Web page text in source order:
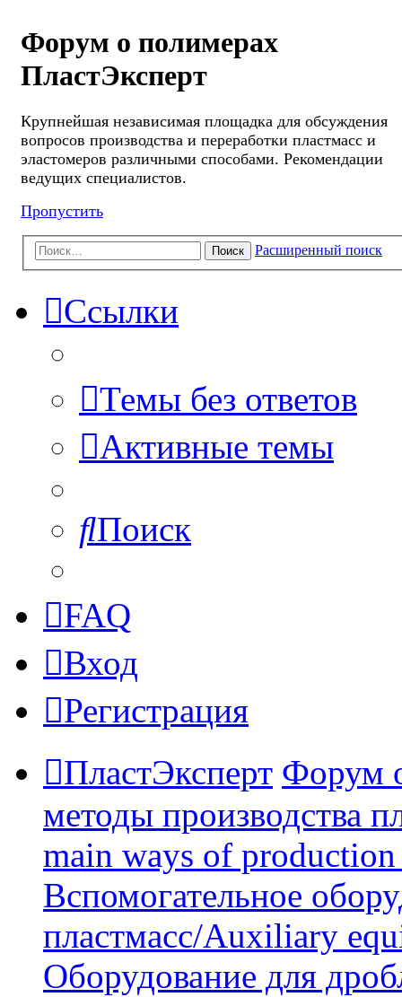
Форум о полимерах
ПластЭксперт
Крупнейшая независимая площадка для обсуждения
вопросов производства и переработки пластмасс и
эластомеров различными способами. Рекомендации
ведущих специалистов.
Пропустить
Поиск Расширенный поиск
Ссылки
Темы без ответов
Активные темы
Поиск
FAQ
Вход
Регистрация
ПластЭксперт Форум
методы производства
main ways of
Вспомогательное
пластмасс/Auxiliary
Оборудование для